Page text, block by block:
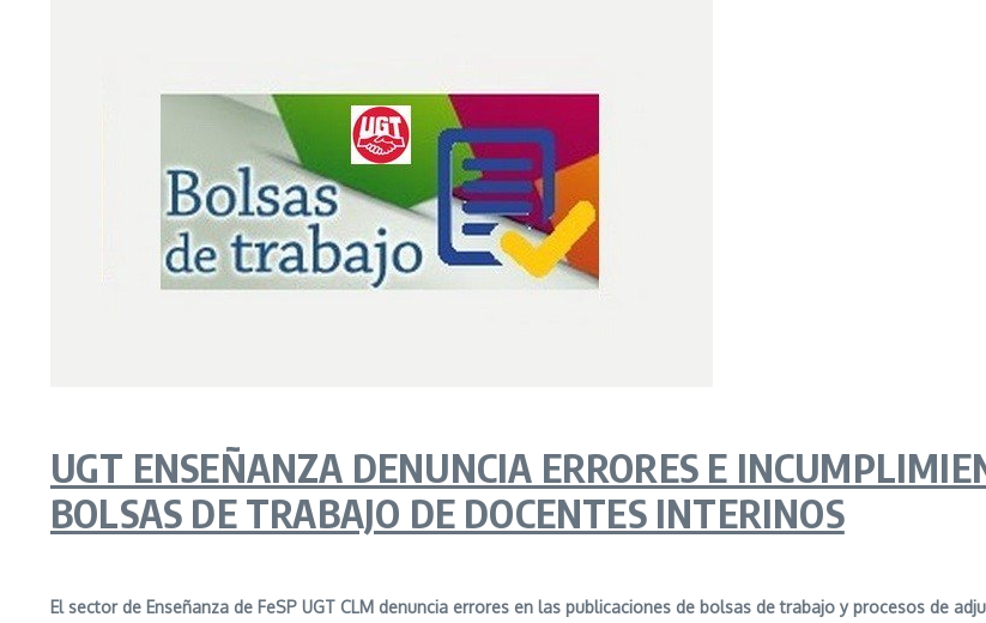
UGT ENSEÑANZA DENUNCIA ERRORES E
BOLSAS DE TRABAJO DE DOCENTES INTERINOS
El sector de Enseñanza de FeSP UGT CLM denuncia errores en las publicaciones de bolsas de trabajo y procesos de